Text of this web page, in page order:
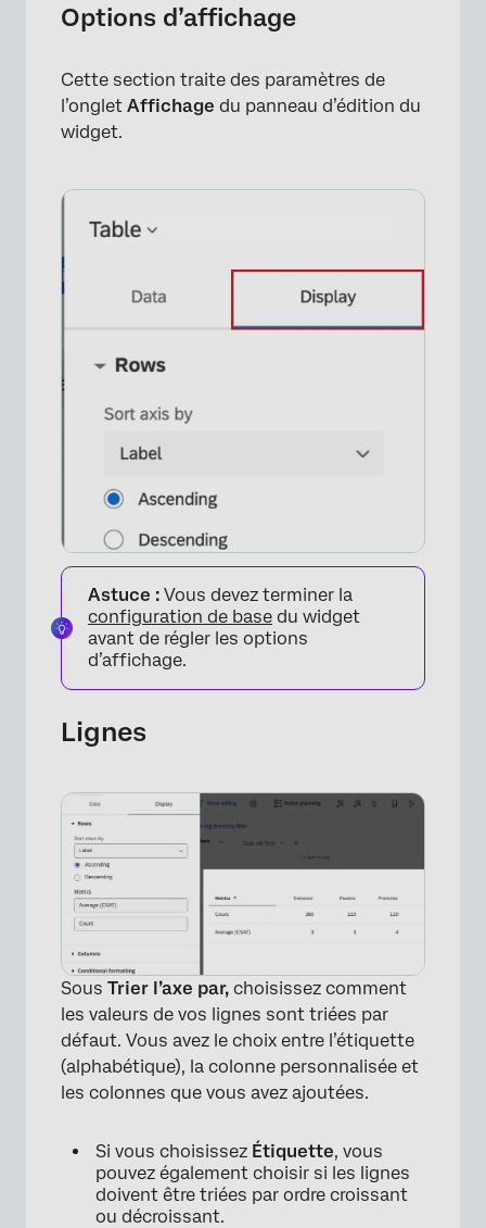
Options d’affichage
Cette section traite des paramètres de
l’onglet Affichage du panneau d’édition du
widget.
Astuce : Vous devez terminer la
configuration de base du widget
avant de régler les options
d’affichage.
Lignes
Sous Trier l’axe par, choisissez comment
les valeurs de vos lignes sont triées par
défaut. Vous avez le choix entre l’étiquette
(alphabétique), la colonne personnalisée et
les colonnes que vous avez ajoutées.
Si vous choisissez Étiquette, vous
pouvez également choisir si les lignes
doivent être triées par ordre croissant
ou décroissant.